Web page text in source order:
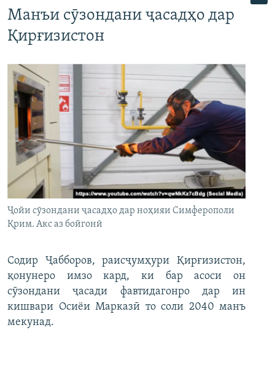
Манъи сӯзондани ҷасадҳо дар
Қирғизистон
Ҷойи сӯзондани ҷасадҳо дар ноҳияи Симферополи
Қрим. Акс аз бойгонӣ
Содир Ҷабборов, раисҷумҳури Қирғизистон,
қонунеро имзо кард, ки бар асоси он
сӯзондани ҷасади фавтидагонро дар ин
кишвари Осиёи Марказӣ то соли 2040 манъ
мекунад.